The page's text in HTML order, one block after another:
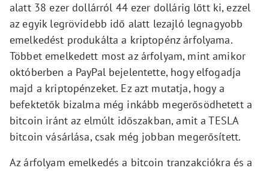
alatt 38 ezer dollárról 44 ezer dollárig lőtt ki, ezzel
az egyik legrövidebb idő alatt lezajló legnagyobb
emelkedést produkálta a kriptopénz árfolyama.
Többet emelkedett most az árfolyam, mint amikor
októberben a PayPal bejelentette, hogy elfogadja
majd a kriptopénzeket. Ez azt mutatja, hogy a
befektetők bizalma még inkább megerősödhetett a
bitcoin iránt az elmúlt időszakban, amit a TESLA
bitcoin vásárlása, csak még jobban megerősített.
Az árfolyam emelkedés a bitcoin tranzakciókra és a